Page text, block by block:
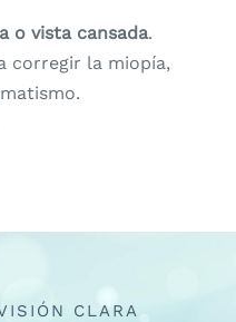
o vista cansada.
corregir la miopía,
CLARA